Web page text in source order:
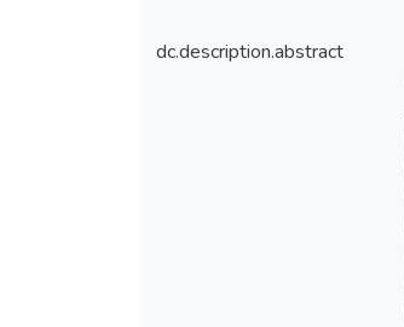
dc.description.abstract